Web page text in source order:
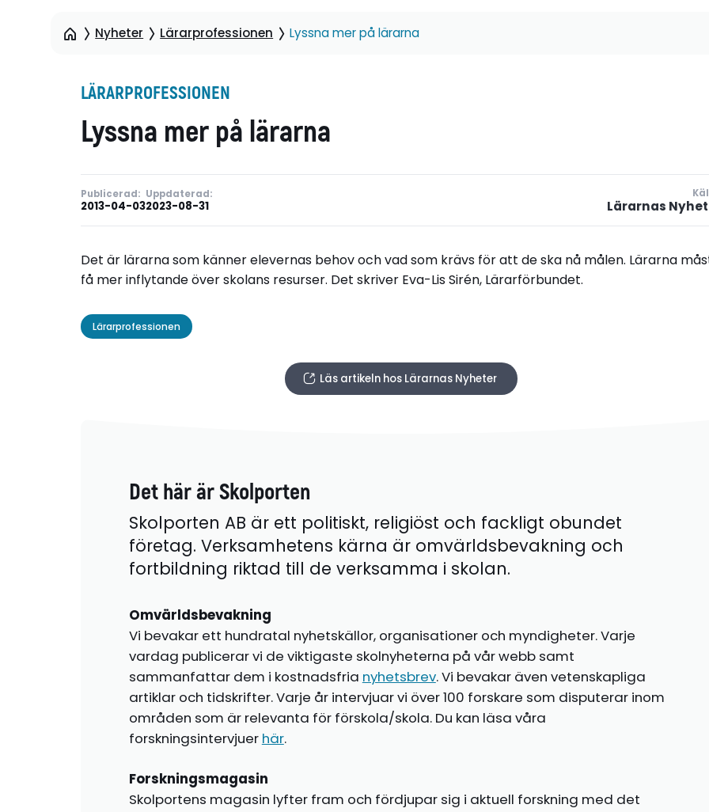
Nyheter Lärarprofessionen Lyssna mer på lärarna
LÄRARPROFESSIONEN
Lyssna mer på lärarna
Publicerad:
2013-04-03
Uppdaterad:
2023-08-31 Lärarnas
Det är lärarna som känner elevernas behov och vad som krävs för att de ska nå målen. Lärarna
få mer inflytande över skolans resurser. Det skriver Eva-Lis Sirén, Lärarförbundet.
Lärarprofessionen
Läs artikeln hos Lärarnas Nyheter
Det här är Skolporten
Skolporten AB är ett politiskt, religiöst och fackligt obundet
företag. Verksamhetens kärna är omvärldsbevakning och
fortbildning riktad till de verksamma i skolan.
Omvärldsbevakning
Vi bevakar ett hundratal nyhetskällor, organisationer och myndigheter. Varje
vardag publicerar vi de viktigaste skolnyheterna på vår webb samt
sammanfattar dem i kostnadsfria nyhetsbrev. Vi bevakar även vetenskapliga
artiklar och tidskrifter. Varje år intervjuar vi över 100 forskare som disputerar inom
områden som är relevanta för förskola/skola. Du kan läsa våra
forskningsintervjuer här.
Forskningsmagasin
Skolportens magasin lyfter fram och fördjupar sig i aktuell forskning med det